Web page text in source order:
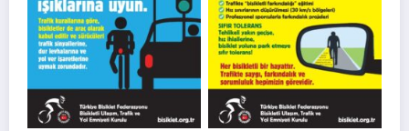
Trafikte Bisiklet Güvenliği İçin
Ortak Kampanya Görseli – 5
Trafikte Bisiklet Güvenliği İçin
Ortak Kampanya Görseli – 6